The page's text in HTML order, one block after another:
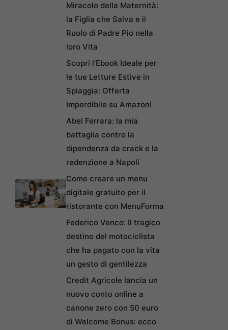
Miracolo della Maternità:
la Figlia che Salva e il
Ruolo di Padre Pio nella
loro Vita
Scopri l’Ebook Ideale per
le tue Letture Estive in
Spiaggia: Offerta
Imperdibile su Amazon!
Abel Ferrara: la mia
battaglia contro la
dipendenza da crack e la
redenzione a Napoli
Come creare un menu
digitale gratuito per il
ristorante con MenuForma
Federico Venco: Il tragico
destino del motociclista
che ha pagato con la vita
un gesto di gentilezza
Credit Agricole lancia un
nuovo conto online a
canone zero con 50 euro
di Welcome Bonus: ecco